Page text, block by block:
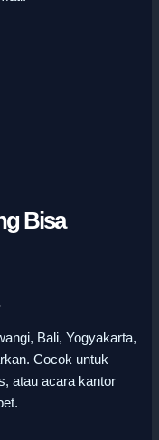
Bisa
Bali, Yogyakarta,
Cocok untuk
atau acara kantor